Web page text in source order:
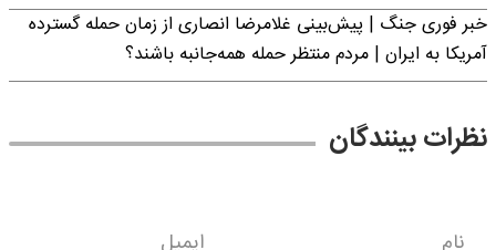
خبر فوری جنگ | پیش‌بینی غلامرضا انصاری از زمان حمله گسترده
آمریکا به ایران | مردم منتظر حمله همه‌جانبه باشند؟
نظرات بینندگان